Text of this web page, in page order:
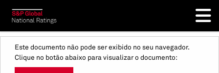
Este documento não pode ser exibido no seu navegador.
Clique no botão abaixo para visualizar o documento: